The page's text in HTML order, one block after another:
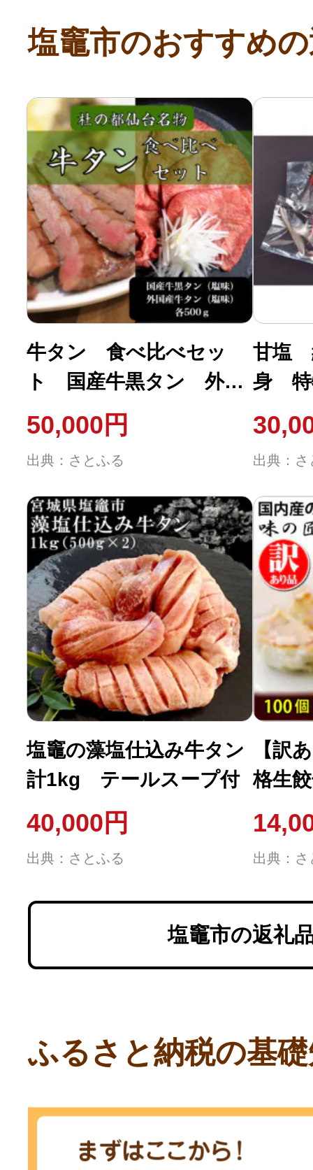
副業・パラレルワーカー
個人事業主・フリーラン
個人事業・フリーランス
ふるさと納税の基礎知識
10秒ぴったり診断
自治体直営サイト特集
はじめるバイブルとは
よくあるご質問
問い合わせ
塩竈市のおすすめ
牛タン 食べ比べセッ
ト 国産牛黒タン 外国
産牛タン 塩味 各500g
ずつ 7～8人前
50,000円
出典：さとふる
甘塩
身 特
出典：さ
塩竈の藻塩仕込み牛タン
計1kg テールスープ付
40,000円
出典：さとふる
【訳
格生
出典：さ
塩竈市の返礼
ふるさと納税の基